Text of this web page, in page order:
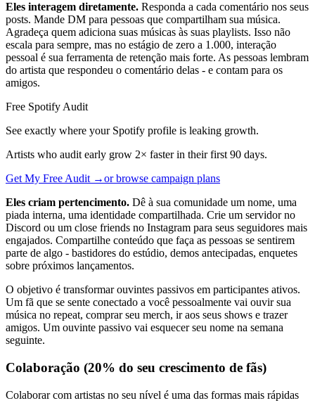
Eles interagem diretamente. Responda a cada comentário nos seus
posts. Mande DM para pessoas que compartilham sua música.
Agradeça quem adiciona suas músicas às suas playlists. Isso não
escala para sempre, mas no estágio de zero a 1.000, interação
pessoal é sua ferramenta de retenção mais forte. As pessoas lembram
do artista que respondeu o comentário delas - e contam para os
amigos.
Free Spotify Audit
See exactly where your Spotify profile is leaking growth.
Artists who audit early grow 2× faster in their first 90 days.
Get My Free Audit →or browse campaign plans
Eles criam pertencimento. Dê à sua comunidade um nome, uma
piada interna, uma identidade compartilhada. Crie um servidor no
Discord ou um close friends no Instagram para seus seguidores mais
engajados. Compartilhe conteúdo que faça as pessoas se sentirem
parte de algo - bastidores do estúdio, demos antecipadas, enquetes
sobre próximos lançamentos.
O objetivo é transformar ouvintes passivos em participantes ativos.
Um fã que se sente conectado a você pessoalmente vai ouvir sua
música no repeat, comprar seu merch, ir aos seus shows e trazer
amigos. Um ouvinte passivo vai esquecer seu nome na semana
seguinte.
Colaboração (20% do seu crescimento de fãs)
Colaborar com artistas no seu nível é uma das formas mais rápidas